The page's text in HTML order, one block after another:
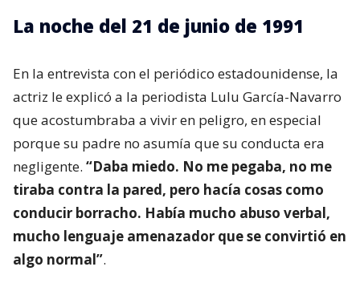
La noche del 21 de junio de 1991
En la entrevista con el periódico estadounidense, la
actriz le explicó a la periodista Lulu García-Navarro
que acostumbraba a vivir en peligro, en especial
porque su padre no asumía que su conducta era
negligente. “Daba miedo. No me pegaba, no me
tiraba contra la pared, pero hacía cosas como
conducir borracho. Había mucho abuso verbal,
mucho lenguaje amenazador que se convirtió en
algo normal”.